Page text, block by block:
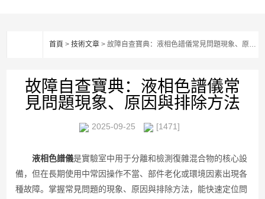
首頁 >技術文章 > 故障自查寶典：液相色譜儀常見問題現象、原因與排除方法
故障自查寶典：液相色譜儀常
見問題現象、原因與排除方法
2025-09-25 [1471]
液相色譜儀是實驗室中用于分離和檢測復雜混合物的核心設
備，但在長期使用中常因操作不當、部件老化或環境因素出現各
種故障。掌握常見問題的現象、原因與排除方法，能快速定位問